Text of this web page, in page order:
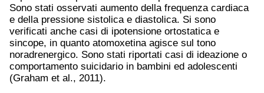
Sono stati osservati aumento della frequenza cardiaca
e della pressione sistolica e diastolica. Si sono
verificati anche casi di ipotensione ortostatica e
sincope, in quanto atomoxetina agisce sul tono
noradrenergico. Sono stati riportati casi di ideazione o
comportamento suicidario in bambini ed adolescenti
(Graham et al., 2011).